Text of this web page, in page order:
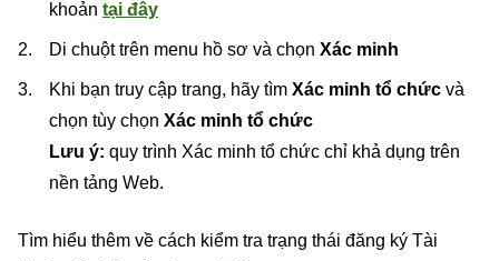
khoản tại đây
Di chuột trên menu hồ sơ và chọn Xác minh
Khi bạn truy cập trang, hãy tìm Xác minh tổ chức và
chọn tùy chọn Xác minh tổ chức
Lưu ý: quy trình Xác minh tổ chức chỉ khả dụng trên
nền tảng Web.
Tìm hiểu thêm về cách kiểm tra trạng thái đăng ký Tài